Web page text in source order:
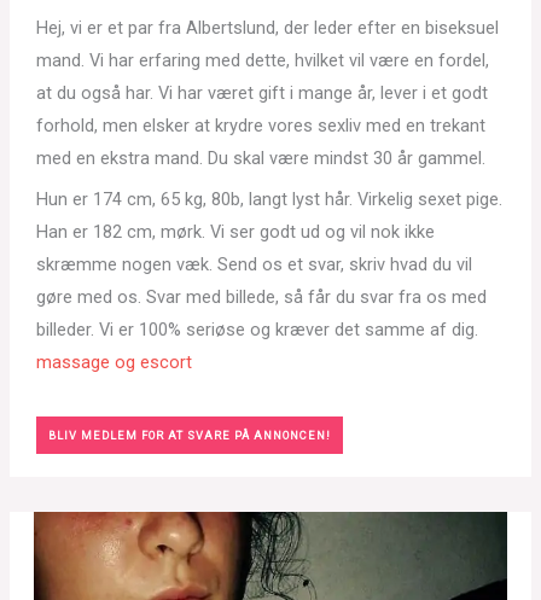
Hej, vi er et par fra Albertslund, der leder efter en biseksuel
mand. Vi har erfaring med dette, hvilket vil være en fordel,
at du også har. Vi har været gift i mange år, lever i et godt
forhold, men elsker at krydre vores sexliv med en trekant
med en ekstra mand. Du skal være mindst 30 år gammel.
Hun er 174 cm, 65 kg, 80b, langt lyst hår. Virkelig sexet pige.
Han er 182 cm, mørk. Vi ser godt ud og vil nok ikke
skræmme nogen væk. Send os et svar, skriv hvad du vil
gøre med os. Svar med billede, så får du svar fra os med
billeder. Vi er 100% seriøse og kræver det samme af dig.
massage og escort
BLIV MEDLEM FOR AT SVARE PÅ ANNONCEN!